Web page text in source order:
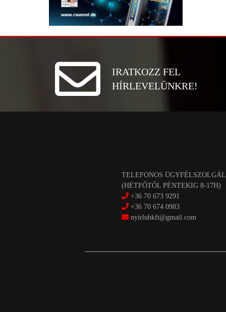
IRATKOZZ FEL
HÍRLEVELÜNKRE!
TELEFONOS
(HÉTFŐTŐL PÉNTEKIG 8-17H)
+36 70 673 9291
+36 70 674 0983
nyirlubkft@gmail.com